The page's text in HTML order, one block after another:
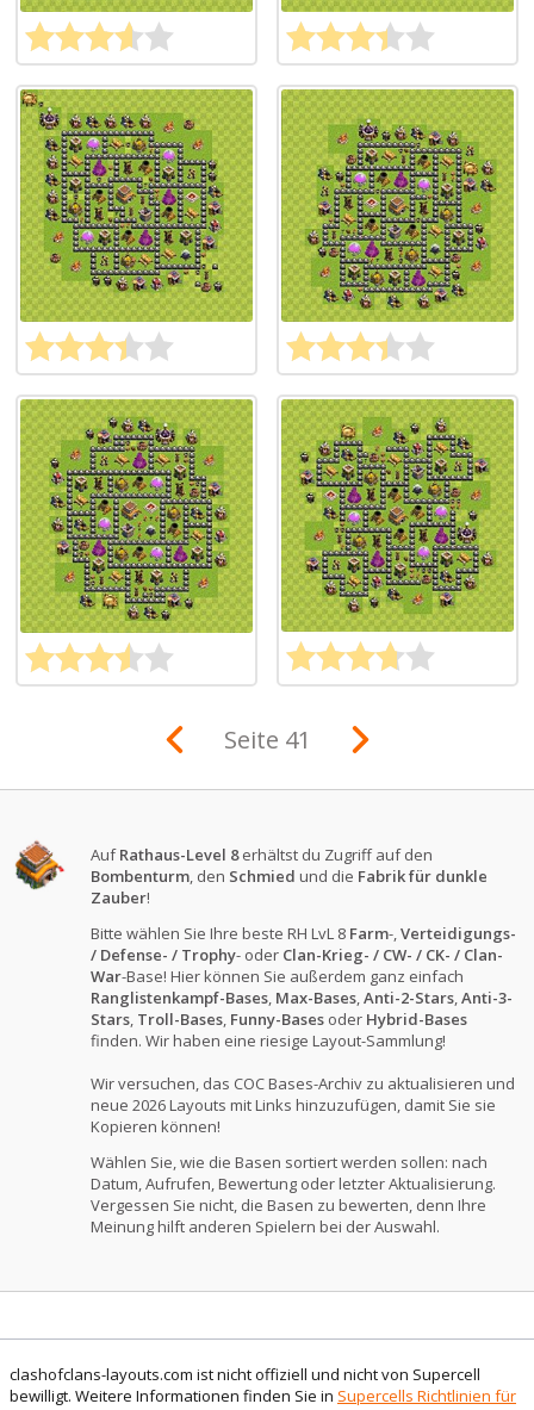
Seite 41
AufRathaus-Level 8erhältst du Zugriff auf den
Bombenturm, den Schmied und die Fabrik für dunkle
Zauber!
Bitte wählen Sie Ihre beste RH LvL 8 Farm-,Verteidigungs-
/ Defense- / Trophy- oder Clan-Krieg- / CW- / CK- / Clan-
War-Base! Hier können Sie außerdem ganz einfach
Ranglistenkampf-Bases, Max-Bases,Anti-2-Stars,Anti-3-
Stars, Troll-Bases, Funny-Bases oder Hybrid-Bases
finden. Wir haben eine riesige Layout-Sammlung!
Wir versuchen, das COC Bases-Archiv zu aktualisieren und
neue 2026 Layouts mit Links hinzuzufügen, damit Sie sie
Kopieren können!
Wählen Sie, wie die Basen sortiert werden sollen: nach
Datum, Aufrufen, Bewertung oder letzter Aktualisierung.
Vergessen Sie nicht, die Basen zu bewerten, denn Ihre
Meinung hilft anderen Spielern bei der Auswahl.
clashofclans-layouts.com ist nicht offiziell und nicht von Supercell
bewilligt. Weitere Informationen finden Sie in Supercells Richtlinien für